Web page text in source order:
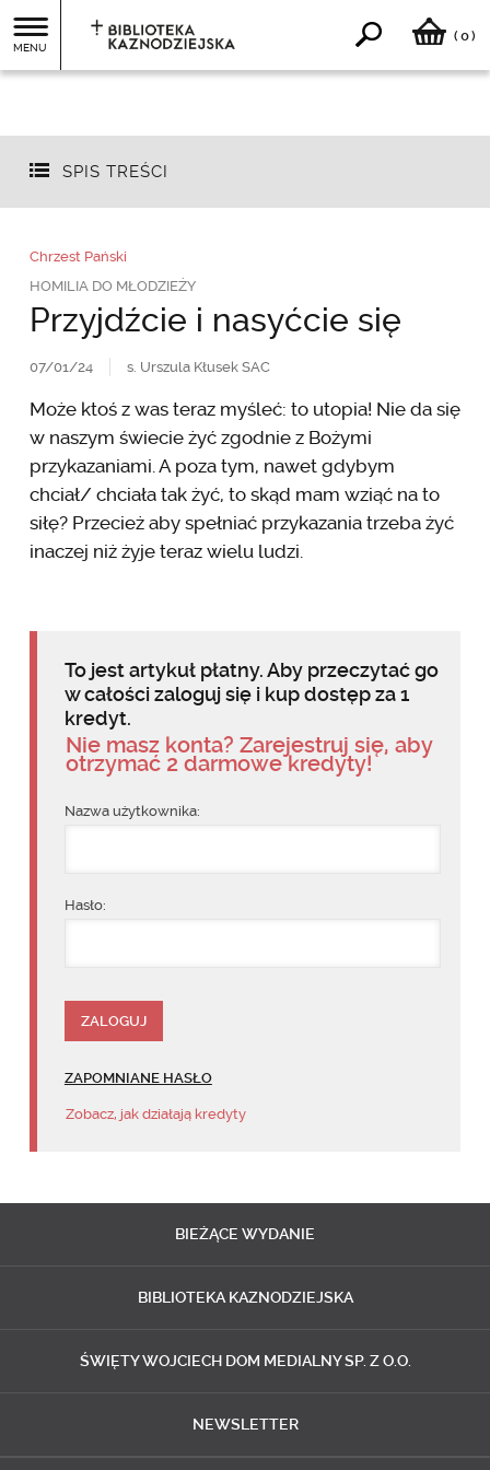
MENU
( 0)
SPIS TREŚCI
Chrzest Pański
HOMILIA DO MŁODZIEŻY
Przyjdźcie i nasyćcie się
07/01/24 s. Urszula Kłusek SAC
Może ktoś z was teraz myśleć: to utopia! Nie da się
w naszym świecie żyć zgodnie z Bożymi
przykazaniami. A poza tym, nawet gdybym
chciał/ chciała tak żyć, to skąd mam wziąć na to
siłę? Przecież aby spełniać przykazania trzeba żyć
inaczej niż żyje teraz wielu ludzi.
To jest artykuł płatny. Aby przeczytać go
w całości zaloguj się i kup dostęp za 1
kredyt.
Nie masz konta? Zarejestruj się, aby
otrzymać 2 darmowe kredyty!
Nazwa użytkownika:
Hasło:
ZAPOMNIANE HASŁO
Zobacz, jak działają kredyty
BIEŻĄCE WYDANIE
BIBLIOTEKA KAZNODZIEJSKA
ŚWIĘTY WOJCIECH DOM MEDIALNY SP. Z O.O.
NEWSLETTER